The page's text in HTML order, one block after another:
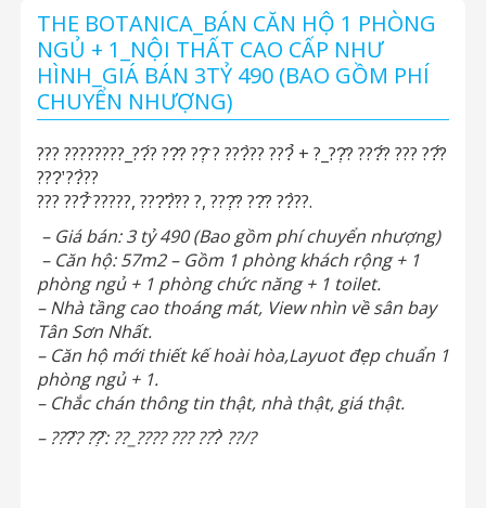
THE BOTANICA_BÁN CĂN HỘ 1 PHÒNG
NGỦ + 1_NỘI THẤT CAO CẤP NHƯ
HÌNH_GIÁ BÁN 3TỶ 490 (BAO GỒM PHÍ
CHUYỂN NHƯỢNG)
??? ????????_??́? ??̆? ??̣̂ ? ???̀?? ???̉ + ?_??̣̂? ???̂́? ??? ??̂́?
???̛ ??̀??
??? ???̂̉ ?????, ???̛?̛̀?? ?, ???̣̂? ??̂? ??̀??.
– Giá bán: 3 tỷ 490 (Bao gồm phí chuyển nhượng)
– Căn hộ: 57m2 – Gồm 1 phòng khách rộng + 1
phòng ngủ + 1 phòng chức năng + 1 toilet.
– Nhà tầng cao thoáng mát, View nhìn về sân bay
Tân Sơn Nhất.
– Căn hộ mới thiết kế hoài hòa,Layuot đẹp chuẩn 1
phòng ngủ + 1.
– Chắc chán thông tin thật, nhà thật, giá thật.
– ???̂? ??̣̂: ??_???? ??? ???̀ ??/?